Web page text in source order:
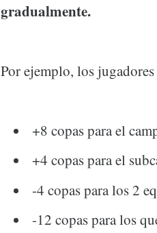
gradualmente.
Por ejemplo, los
+8 copas para el
+4 copas para el
-4 copas para los 2
-12 copas para los